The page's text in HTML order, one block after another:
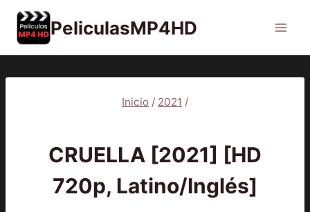
Saltar
contenido
PeliculasMP4HD
Inicio / 2021 /
CRUELLA [2021] [HD
720p, Latino/Inglés]